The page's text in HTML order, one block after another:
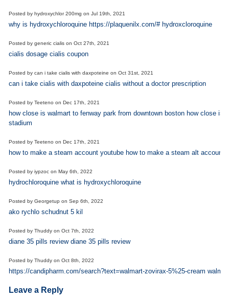
Posted byhydroxychlor 200mgonJul 19th, 2021
why is hydroxychloroquine https://plaquenilx.com/# hydroxcloroquine
Posted bygeneric cialisonOct 27th, 2021
cialis dosage cialis coupon
Posted bycan i take cialis with daxpoteineonOct 31st, 2021
can i take cialis with daxpoteine cialis without a doctor prescription
Posted byTeetenoonDec 17th, 2021
how close is walmart to fenway park from downtown boston how close is
stadium
Posted byTeetenoonDec 17th, 2021
how to make a steam account youtube how to make a steam alt account
Posted byiypzoconMay 6th, 2022
hydrochloroquine what is hydroxychloroquine
Posted byGeorgetuponSep 6th, 2022
ako rychlo schudnut 5 kil
Posted byThuddyonOct 7th, 2022
diane 35 pills review diane 35 pills review
Posted byThuddyonOct 8th, 2022
https://candipharm.com/search?text=walmart-zovirax-5%25-cream
Leave a Reply